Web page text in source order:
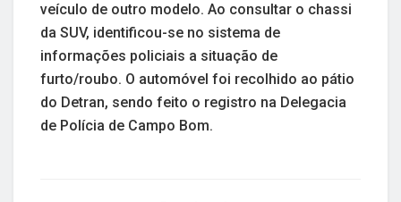
veículo de outro modelo. Ao consultar o chassi
da SUV, identificou-se no sistema de
informações policiais a situação de
furto/roubo. O automóvel foi recolhido ao pátio
do Detran, sendo feito o registro na Delegacia
de Polícia de Campo Bom.